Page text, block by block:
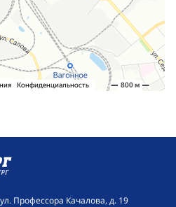
Профессора Качалова, д. 19